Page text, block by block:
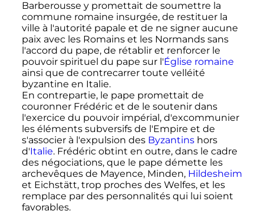
Barberousse y promettait de soumettre la
commune romaine insurgée, de restituer la
ville à l'autorité papale et de ne signer aucune
paix avec les Romains et les Normands sans
l'accord du pape, de rétablir et renforcer le
pouvoir spirituel du pape sur l'Église romaine
ainsi que de contrecarrer toute velléité
byzantine en Italie.
En contrepartie, le pape promettait de
couronner Frédéric et de le soutenir dans
l'exercice du pouvoir impérial, d'excommunier
les éléments subversifs de l'Empire et de
s'associer à l'expulsion des Byzantinshors
d'Italie. Frédéric obtint en outre, dans le cadre
des négociations, que le pape démette les
archevêques de Mayence, Minden, Hildesheim
et Eichstätt, trop proches des Welfes, et les
remplace par des personnalités qui lui soient
favorables.